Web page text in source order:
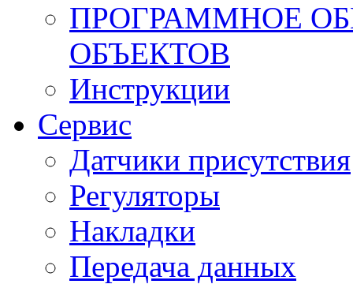
ПРОГРАММНОЕ
ОБЪЕКТОВ
Инструкции
Сервис
Датчики присутствия
Регуляторы
Накладки
Передача данных